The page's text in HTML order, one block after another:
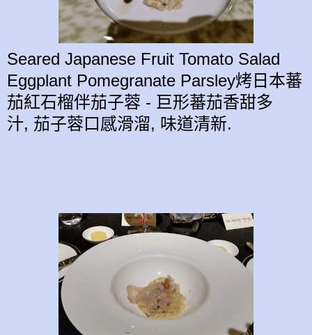
Seared Japanese Fruit Tomato Salad
Eggplant Pomegranate Parsley烤日本蕃
茄紅石榴伴茄子蓉 - 巨形蕃茄香甜多
汁, 茄子蓉口感滑溜, 味道清新.